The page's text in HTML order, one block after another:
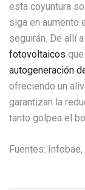
esta coyuntura
siga en aumento
seguirán. De allí
fotovoltaicos
autogeneración
ofreciendo un
garantizan la
tanto golpea el
Fuentes: